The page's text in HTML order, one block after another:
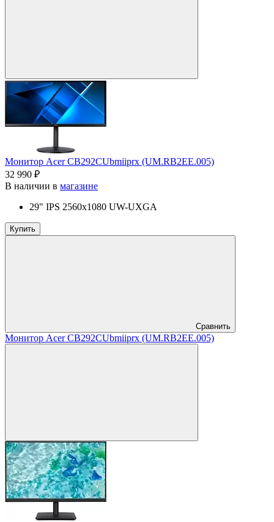
Монитор Acer CB292CUbmiiprx (UM.RB2EE.005)
32 990 ₽
В наличии в магазине
29" IPS 2560x1080 UW-UXGA
Купить
Сравнить
Монитор Acer CB292CUbmiiprx (UM.RB2EE.005)